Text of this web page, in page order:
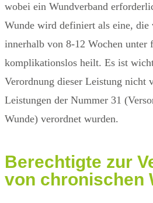
wobei ein Wundverband
Wunde wird definiert als eine,
innerhalb von 8-12 Wochen unter
komplikationslos heilt. Es ist
Verordnung dieser Leistung nicht
Leistungen der Nummer 31
Wunde) verordnet wurden.
Berechtigte zur
von chronischen